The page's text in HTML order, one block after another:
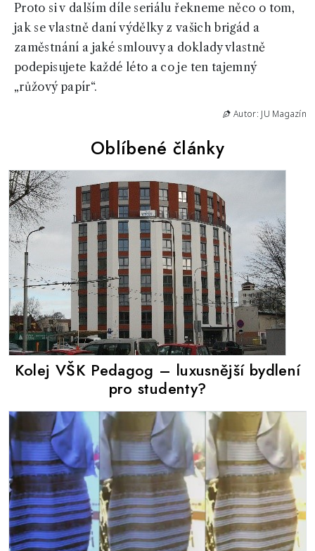
Proto si v dalším díle seriálu řekneme něco o tom,
jak se vlastně daní výdělky z vašich brigád a
zaměstnání a jaké smlouvy a doklady vlastně
podepisujete každé léto a co je ten tajemný
„růžový papír“.
Autor: JU Magazín
Oblíbené články
Kolej VŠK Pedagog – luxusnější bydlení
pro studenty?